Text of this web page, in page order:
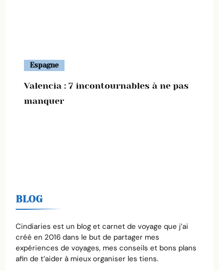
Espagne
Valencia : 7 incontournables à ne pas
manquer
BLOG
Cindiaries est un blog et carnet de voyage que j’ai
créé en 2016 dans le but de partager mes
expériences de voyages, mes conseils et bons plans
afin de t’aider à mieux organiser les tiens.